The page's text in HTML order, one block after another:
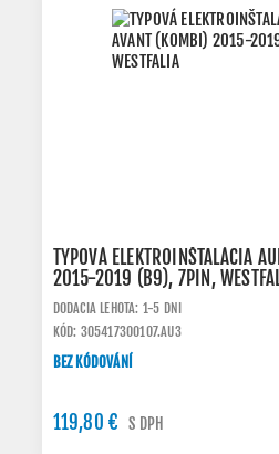
TYPOVÁ ELEKTROINŠTALÁCIA
2015-2019 (B9), 7PIN,
DODACIA LEHOTA: 1-5 DNI
KÓD: 305417300107.AU3
BEZ KÓDOVÁNÍ
119,80 € S DPH